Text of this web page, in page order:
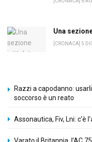
Una
[CRONACA] 5
Razzi a capodanno:
soccorso è un reato
Assonautica, Fiv, Lni: c'è